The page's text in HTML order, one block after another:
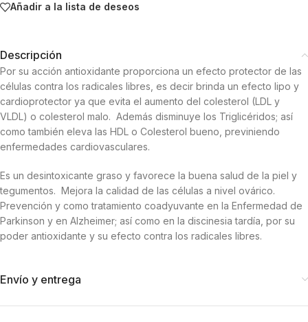
Añadir a la lista de deseos
Descripción
Por su acción antioxidante proporciona un efecto protector de las
células contra los radicales libres, es decir brinda un efecto lipo y
cardioprotector ya que evita el aumento del colesterol (LDL y
VLDL) o colesterol malo. Además disminuye los Triglicéridos; así
como también eleva las HDL o Colesterol bueno, previniendo
enfermedades cardiovasculares.
Es un desintoxicante graso y favorece la buena salud de la piel y
tegumentos. Mejora la calidad de las células a nivel ovárico.
Prevención y como tratamiento coadyuvante en la Enfermedad de
Parkinson y en Alzheimer; así como en la discinesia tardía, por su
poder antioxidante y su efecto contra los radicales libres.
Envío y entrega